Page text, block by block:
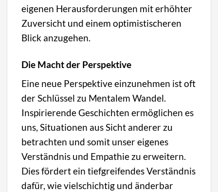
eigenen Herausforderungen mit erhöhter
Zuversicht und einem optimistischeren
Blick anzugehen.
Die Macht der Perspektive
Eine neue Perspektive einzunehmen ist oft
der Schlüssel zu Mentalem Wandel.
Inspirierende Geschichten ermöglichen es
uns, Situationen aus Sicht anderer zu
betrachten und somit unser eigenes
Verständnis und Empathie zu erweitern.
Dies fördert ein tiefgreifendes Verständnis
dafür, wie vielschichtig und änderbar